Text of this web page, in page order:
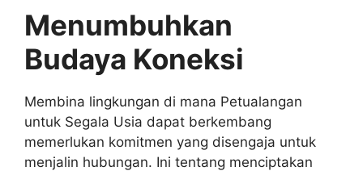
Menumbuhkan
Budaya Koneksi
Membina lingkungan di mana Petualangan
untuk Segala Usia dapat berkembang
memerlukan komitmen yang disengaja untuk
menjalin hubungan. Ini tentang menciptakan